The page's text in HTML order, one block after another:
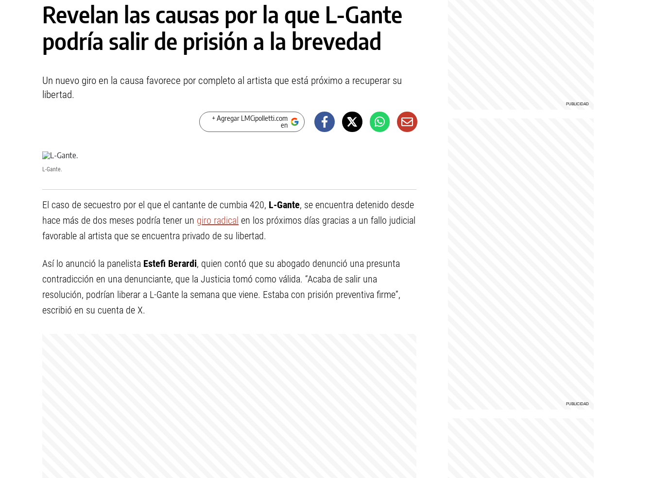
Revelan las causas por la que L-Gante
podría salir de prisión a la brevedad
Un nuevo giro en la causa favorece por completo al artista que está próximo a recuperar su
libertad.
+ Agregar LMCipolletti.com
en
L-Gante.
El caso de secuestro por el que el cantante de cumbia 420, L-Gante, se encuentra detenido desde
hace más de dos meses podría tener un giro radical en los próximos días gracias a un fallo judicial
favorable al artista que se encuentra privado de su libertad.
Así lo anunció la panelista Estefi Berardi, quien contó que su abogado denunció una presunta
contradicción en una denunciante, que la Justicia tomó como válida. “Acaba de salir una
resolución, podrían liberar a L-Gante la semana que viene. Estaba con prisión preventiva firme”,
escribió en su cuenta de X.